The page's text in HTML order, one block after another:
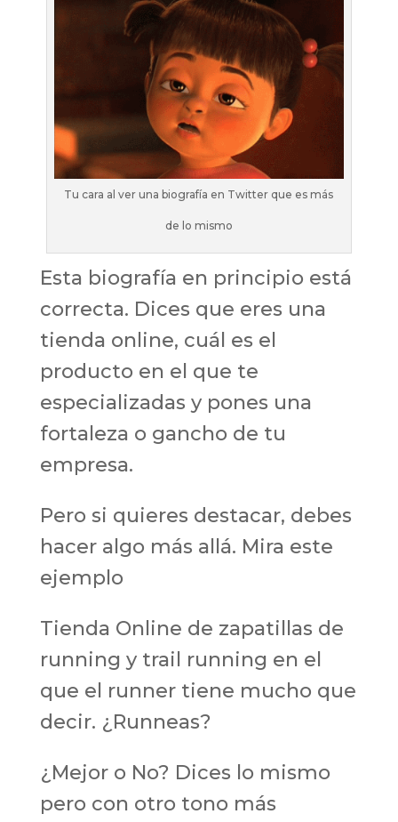
Tu cara al ver una biografía en Twitter que es más
de lo mismo
Esta biografía en principio está
correcta. Dices que eres una
tienda online, cuál es el
producto en el que te
especializadas y pones una
fortaleza o gancho de tu
empresa.
Pero si quieres destacar, debes
hacer algo más allá. Mira este
ejemplo
Tienda Online de zapatillas de
running y trail running en el
que el runner tiene mucho que
decir. ¿Runneas?
¿Mejor o No? Dices lo mismo
pero con otro tono más